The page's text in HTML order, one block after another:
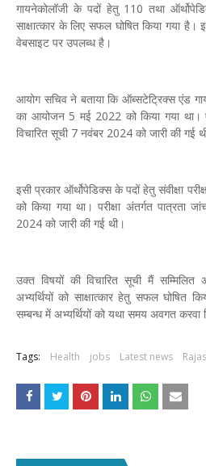
गायनेकोलॉजी के पदों हेतु 110 तथा
साक्षात्कार के लिए सफल घोषित किया गया
वेबसाइट पर उपलब्ध है।
आयोग सचिव ने बताया कि ऑब्सटेट्रिक्स एंड
का आयोजन 5 मई 2022 को किया गया था।
विचारित सूची 7 नवंबर 2024 को जारी की गई
इसी प्रकार ऑर्थोपेडिक्स के पदों हेतु संवीक्षा
को किया गया था। परीक्षा अंतर्गत पात्रता
2024 को जारी की गई थी।
उक्त विषयों की विचारित सूची मैं सम्मिलित
अभ्यर्थियों को साक्षात्कार हेतु सफल घोषित
सम्बन्ध में अभ्यर्थियों को यथा समय अवगत करवा
Tags: Health jobs Latest news